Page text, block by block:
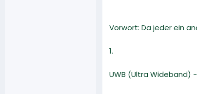
Vorwort: Da jeder ein
1.
UWB (Ultra Wideband)